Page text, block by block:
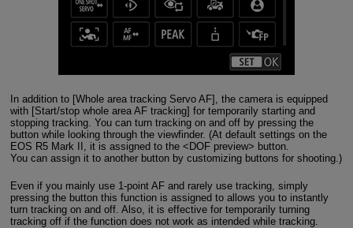
In addition to [Whole area tracking Servo AF], the camera is equipped
with [Start/stop whole area AF tracking] for temporarily starting and
stopping tracking. You can turn tracking on and off by pressing the
button while looking through the viewfinder. (At default settings on the
EOS R5 Mark II, it is assigned to the <DOF preview> button.
You can assign it to another button by customizing buttons for shooting.)
Even if you mainly use 1-point AF and rarely use tracking, simply
pressing the button this function is assigned to allows you to instantly
turn tracking on and off. Also, it is effective for temporarily turning
tracking off if the function does not work as intended while tracking.